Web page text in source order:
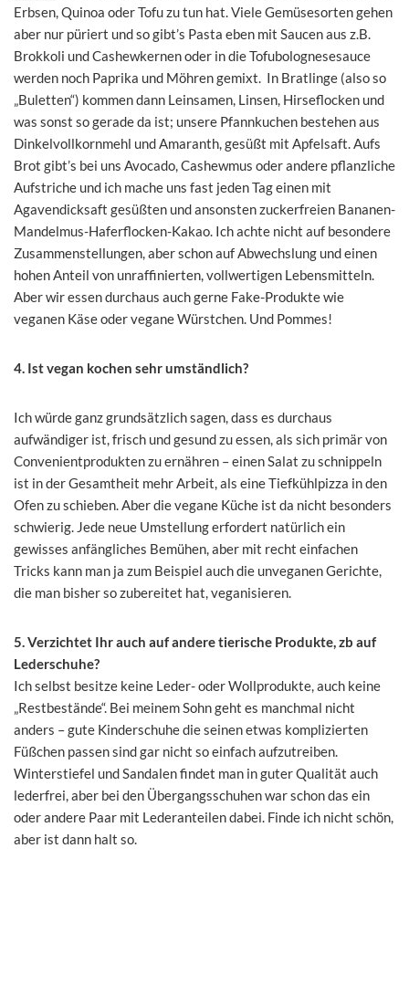
Erbsen, Quinoa oder Tofu zu tun hat. Viele Gemüsesorten gehen
aber nur püriert und so gibt’s Pasta eben mit Saucen aus z.B.
Brokkoli und Cashewkernen oder in die Tofubolognesesauce
werden noch Paprika und Möhren gemixt. In Bratlinge (also so
„Buletten“) kommen dann Leinsamen, Linsen, Hirseflocken und
was sonst so gerade da ist; unsere Pfannkuchen bestehen aus
Dinkelvollkornmehl und Amaranth, gesüßt mit Apfelsaft. Aufs
Brot gibt’s bei uns Avocado, Cashewmus oder andere pflanzliche
Aufstriche und ich mache uns fast jeden Tag einen mit
Agavendicksaft gesüßten und ansonsten zuckerfreien Bananen-
Mandelmus-Haferflocken-Kakao. Ich achte nicht auf besondere
Zusammenstellungen, aber schon auf Abwechslung und einen
hohen Anteil von unraffinierten, vollwertigen Lebensmitteln.
Aber wir essen durchaus auch gerne Fake-Produkte wie
veganen Käse oder vegane Würstchen. Und Pommes!
4. Ist vegan kochen sehr umständlich?
Ich würde ganz grundsätzlich sagen, dass es durchaus
aufwändiger ist, frisch und gesund zu essen, als sich primär von
Convenientprodukten zu ernähren – einen Salat zu schnippeln
ist in der Gesamtheit mehr Arbeit, als eine Tiefkühlpizza in den
Ofen zu schieben. Aber die vegane Küche ist da nicht besonders
schwierig. Jede neue Umstellung erfordert natürlich ein
gewisses anfängliches Bemühen, aber mit recht einfachen
Tricks kann man ja zum Beispiel auch die unveganen Gerichte,
die man bisher so zubereitet hat, veganisieren.
5. Verzichtet Ihr auch auf andere tierische Produkte, zb auf
Lederschuhe?
Ich selbst besitze keine Leder- oder Wollprodukte, auch keine
„Restbestände“. Bei meinem Sohn geht es manchmal nicht
anders – gute Kinderschuhe die seinen etwas komplizierten
Füßchen passen sind gar nicht so einfach aufzutreiben.
Winterstiefel und Sandalen findet man in guter Qualität auch
lederfrei, aber bei den Übergangsschuhen war schon das ein
oder andere Paar mit Lederanteilen dabei. Finde ich nicht schön,
aber ist dann halt so.